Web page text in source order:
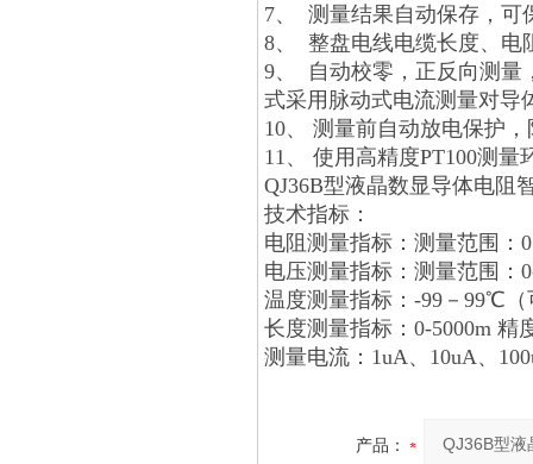
7、 测量结果自动保存，可
8、 整盘电线电缆长度、电
9、 自动校零，正反向测量
式采用脉动式电流测量对导
10、 测量前自动放电保护
11、 使用高精度PT100测
QJ36B型液晶数显导体电阻
技术指标：
电阻测量指标： 测量范围：
电压测量指标 ：测量范围：
温度测量指标： -99 －99℃
长度测量指标： 0-5000m
测量电流 ：1uA、10uA、
产品：